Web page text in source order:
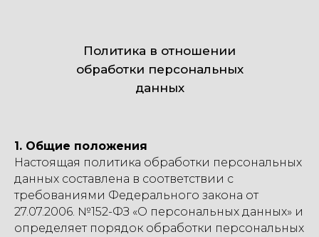
Политика в отношении
обработки персональных
данных
1. Общие положения
Настоящая политика обработки персональных
данных составлена в соответствии с
требованиями Федерального закона от
27.07.2006. №152-ФЗ «О персональных данных» и
определяет порядок обработки персональных